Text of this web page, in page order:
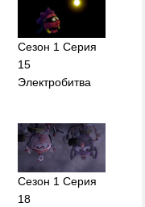
Сезон 1 Серия
15
Электробитва
Сезон 1 Серия
18